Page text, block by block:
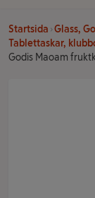
Startsida Glass,
Tablettaskar,
Godis Maoam